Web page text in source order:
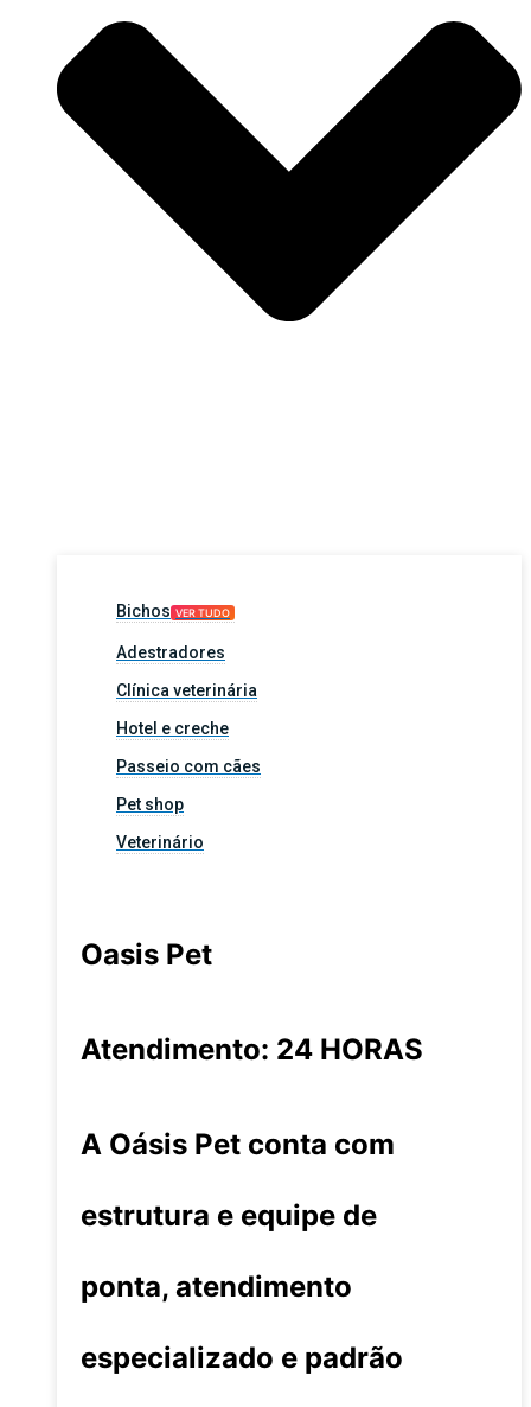
Bichos VER TUDO
Adestradores
Clínica veterinária
Hotel e creche
Passeio com cães
Pet shop
Veterinário
Oasis Pet
Atendimento: 24 HORAS
A Oásis Pet conta com
estrutura e equipe de
ponta, atendimento
especializado e padrão